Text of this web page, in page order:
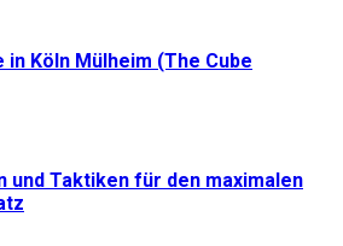
in Köln Mülheim (The Cube
und Taktiken für den maximalen